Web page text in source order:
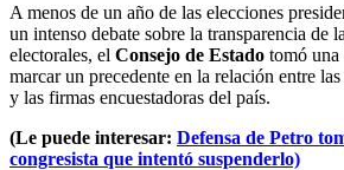
A menos de un año de las elecciones
un intenso debate sobre la transparencia de
electorales, el Consejo de Estado tomó una
marcar un precedente en la relación entre
y las firmas encuestadoras del país.
(Le puede interesar: Defensa de Petro
congresista que intentó suspenderlo)